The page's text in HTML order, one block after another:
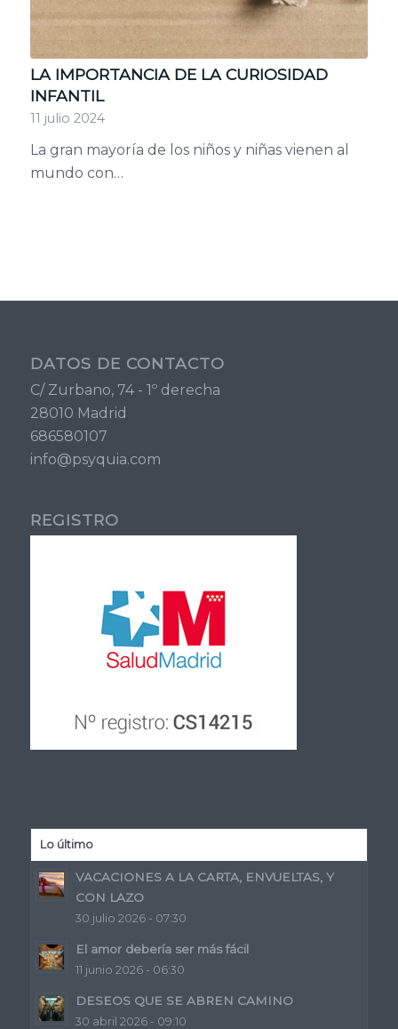
LA IMPORTANCIA DE LA CURIOSIDAD
INFANTIL
11 julio 2024
La gran mayoría de los niños y niñas vienen al
mundo con…
DATOS DE CONTACTO
C/ Zurbano, 74 - 1º derecha
28010 Madrid
686580107
info@psyquia.com
REGISTRO
Lo último
VACACIONES A LA CARTA, ENVUELTAS, Y
CON LAZO
30 julio 2026 - 07:30
El amor debería ser más fácil
11 junio 2026 - 06:30
DESEOS QUE SE ABREN CAMINO
30 abril 2026 - 09:10